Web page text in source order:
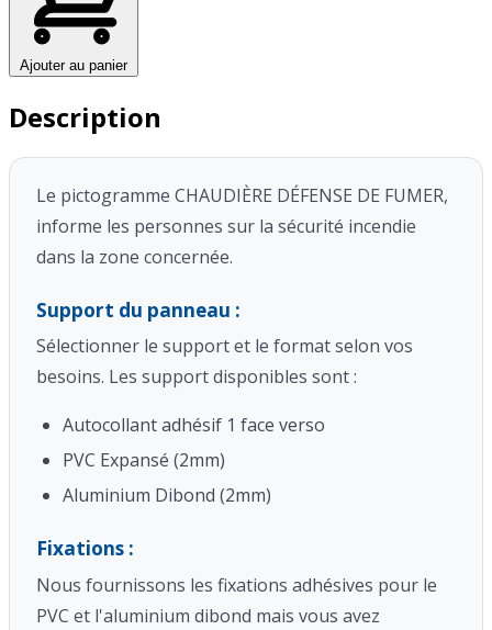
Ajouter au panier
Description
Le pictogramme CHAUDIÈRE DÉFENSE DE FUMER,
informe les personnes sur la sécurité incendie
dans la zone concernée.
Support du panneau :
Sélectionner le support et le format selon vos
besoins. Les support disponibles sont :
Autocollant adhésif 1 face verso
PVC Expansé (2mm)
Aluminium Dibond (2mm)
Fixations :
Nous fournissons les fixations adhésives pour le
PVC et l'aluminium dibond mais vous avez